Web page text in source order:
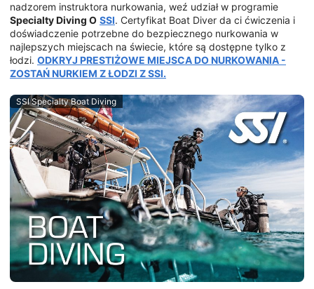
nadzorem instruktora nurkowania, weź udział w programie
Specialty Diving O SSI. Certyfikat Boat Diver da ci ćwiczenia i
doświadczenie potrzebne do bezpiecznego nurkowania w
najlepszych miejscach na świecie, które są dostępne tylko z
łodzi. ODKRYJ PRESTIŻOWE MIEJSCA DO NURKOWANIA -
ZOSTAŃ NURKIEM Z ŁODZI Z SSI.
SSI Specialty Boat Diving